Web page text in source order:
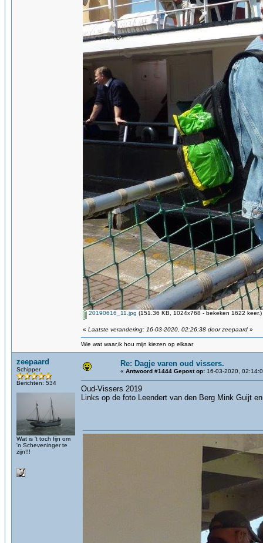
20190616_11.jpg (151.36 KB, 1024x768 - bekeken 1622 keer.)
« Laatste verandering: 16-03-2020, 02:26:38 door zeepaard »
Wie wat waar,ik hou mijn kiezen op elkaar
zeepaard
Schipper
Berichten: 534
Wat is 't toch fijn om
'n Scheveninger te
zijn!!!
Re: Dagje varen oud vissers.
« Antwoord #1444 Gepost op: 16-03-2020,
Oud-Vissers 2019
Links op de foto Leendert van den Berg Mink Guijt